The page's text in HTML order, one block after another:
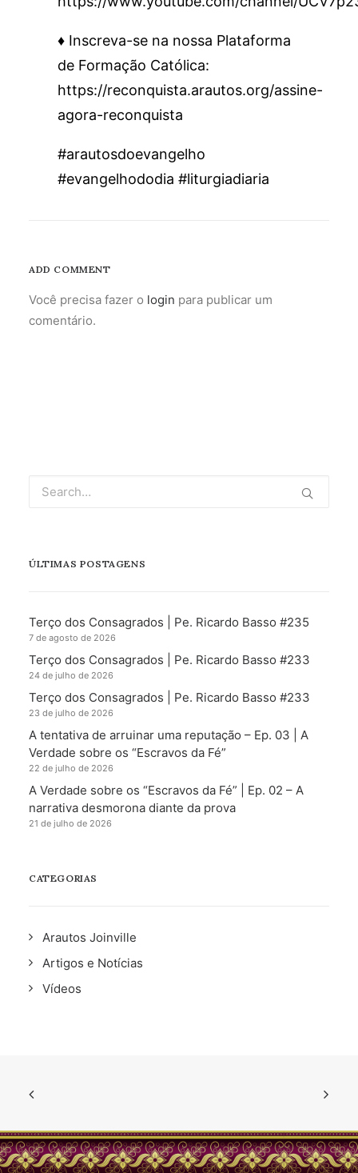
♦️ Inscreva-se na nossa Plataforma
de Formação Católica:
https://reconquista.arautos.org/assine-
agora-reconquista
#arautosdoevangelho
#evangelhododia #liturgiadiaria
ADD COMMENT
Você precisa fazer o login para publicar um
comentário.
ÚLTIMAS POSTAGENS
Terço dos Consagrados | Pe. Ricardo Basso #235
7 de agosto de 2026
Terço dos Consagrados | Pe. Ricardo Basso #233
24 de julho de 2026
Terço dos Consagrados | Pe. Ricardo Basso #233
23 de julho de 2026
A tentativa de arruinar uma reputação – Ep. 03 | A
Verdade sobre os “Escravos da Fé”
22 de julho de 2026
A Verdade sobre os “Escravos da Fé” | Ep. 02 – A
narrativa desmorona diante da prova
21 de julho de 2026
CATEGORIAS
Arautos Joinville
Artigos e Notícias
Vídeos